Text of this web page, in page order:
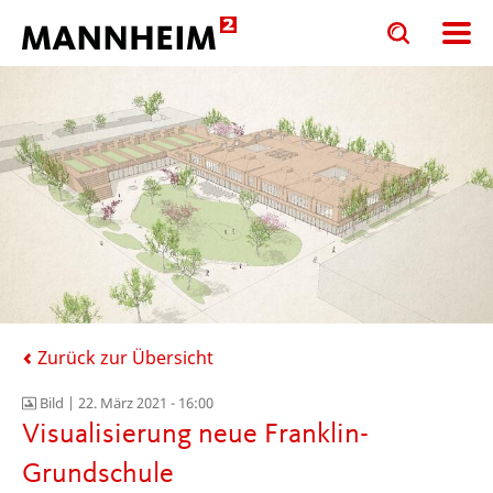
Toggle
search
input
Toggle
search
input
Zurück zur Übersicht
Bild | 22. März 2021 - 16:00
Visualisierung neue Franklin-
Grundschule